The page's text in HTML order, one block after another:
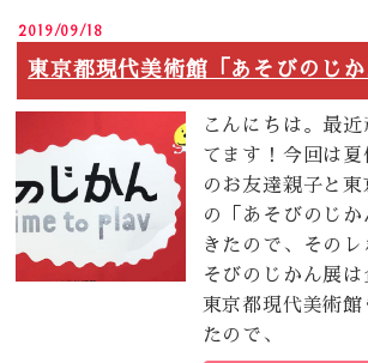
2019/09/18
東京都現代美術館「あそびのじ
こんにちは。最
てます！今回は
のお友達親子と
の「あそびのじ
きたので、その
そびのじかん展は
東京都現代美術
たので、